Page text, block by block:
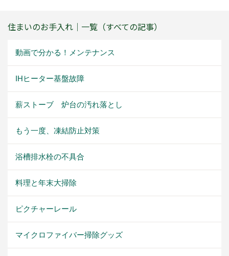
住まいのお手入れ｜一覧（すべての記事）
動画で分かる！メンテナンス
IHヒーター基盤故障
薪ストーブ 炉台の汚れ落とし
もう一度、凍結防止対策
浴槽排水栓の不具合
料理と年末大掃除
ピクチャーレール
マイクロファイバー掃除グッズ